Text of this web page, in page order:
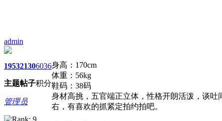
admin
1953
主题
2130
帖子
6036
积分
管理员
身高：170cm
体重：56kg
鞋码：38码
身材高挑，五官端正立体，性格开朗活泼，谈
右，有喜欢的抓紧定拍约拍吧。